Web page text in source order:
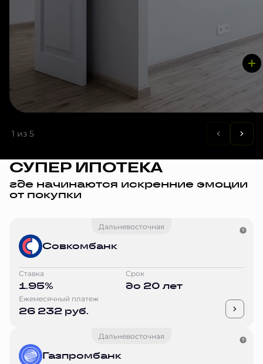
1 из 5
СУПЕР ИПОТЕКА
где начинаются искренние эмоции
от покупки
Дальневосточная
Совкомбанк
Ставка
1.95%
Срок
до 20 лет
Ежемесячный платеж
26 232 руб.
Дальневосточная
Газпромбанк